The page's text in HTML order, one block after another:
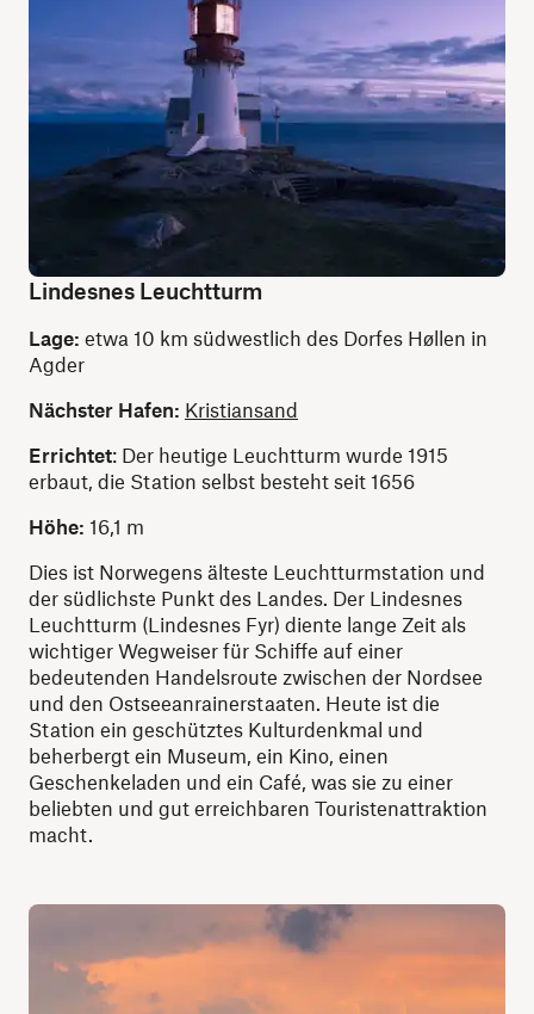
Lindesnes Leuchtturm
Lage: etwa 10 km südwestlich des Dorfes Høllen in
Agder
Nächster Hafen: Kristiansand
Errichtet: Der heutige Leuchtturm wurde 1915
erbaut, die Station selbst besteht seit 1656
Höhe: 16,1 m
Dies ist Norwegens älteste Leuchtturmstation und
der südlichste Punkt des Landes. Der Lindesnes
Leuchtturm (Lindesnes Fyr) diente lange Zeit als
wichtiger Wegweiser für Schiffe auf einer
bedeutenden Handelsroute zwischen der Nordsee
und den Ostseeanrainerstaaten. Heute ist die
Station ein geschütztes Kulturdenkmal und
beherbergt ein Museum, ein Kino, einen
Geschenkeladen und ein Café, was sie zu einer
beliebten und gut erreichbaren Touristenattraktion
macht.